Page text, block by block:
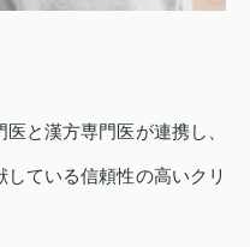
と漢方専門医が連携し、
ている信頼性の高いクリ